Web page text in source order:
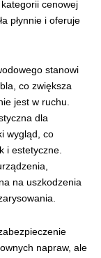
cenowej
płynnie i oferuje
stanowi
co zwiększa
jest w ruchu.
dla
wygląd, co
i estetyczne.
na uszkodzenia
napraw, ale